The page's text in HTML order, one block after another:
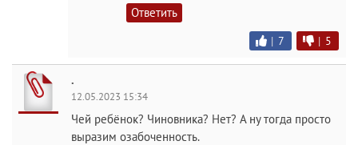
Ответить
| 7 | 5
.
12.05.2023 15:34
Чей ребёнок? Чиновника? Нет? А ну тогда просто
выразим озабоченность.